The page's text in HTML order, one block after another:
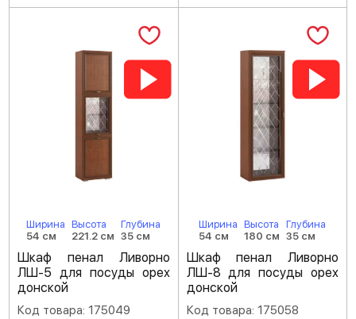
Ширина
54 см
Высота
221.2 см
Глубина
35 см
Шкаф пенал Ливорно
ЛШ-5 для посуды орех
донской
Код товара: 175049
Ширина
54 см
Высота
180 см
Глубина
35 см
Шкаф пенал Ливорно
ЛШ-8 для посуды орех
донской
Код товара: 175058